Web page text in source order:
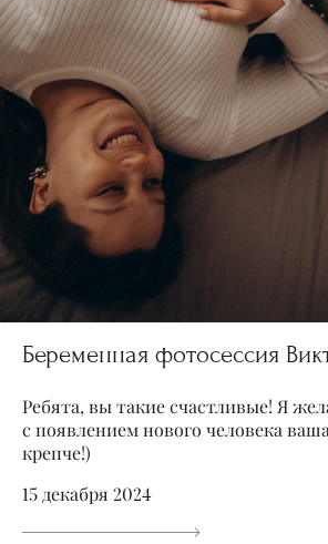
Беременная фотосессия
Ребята, вы такие счастливые! Я
с появлением нового человека
крепче!)
15 декабря 2024